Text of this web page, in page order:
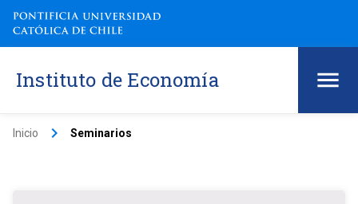
Instituto de Economía
Inicio keyboard_arrow_right Seminarios